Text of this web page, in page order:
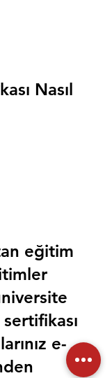
Nasıl
eğitim
e-